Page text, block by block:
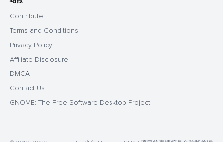
Contribute
Terms and Conditions
Privacy Policy
Affiliate Disclosure
DMCA
Contact Us
GNOME: The Free Software Desktop Project